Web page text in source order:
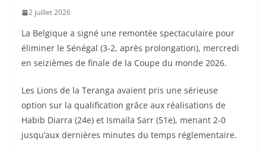
2 juillet 2026
La Belgique a signé une remontée spectaculaire pour
éliminer le Sénégal (3-2, après prolongation), mercredi
en seizièmes de finale de la Coupe du monde 2026.
Les Lions de la Teranga avaient pris une sérieuse
option sur la qualification grâce aux réalisations de
Habib Diarra (24e) et Ismaïla Sarr (51e), menant 2-0
jusqu’aux dernières minutes du temps réglementaire.